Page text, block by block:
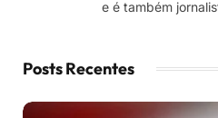
e é também
Posts Recentes